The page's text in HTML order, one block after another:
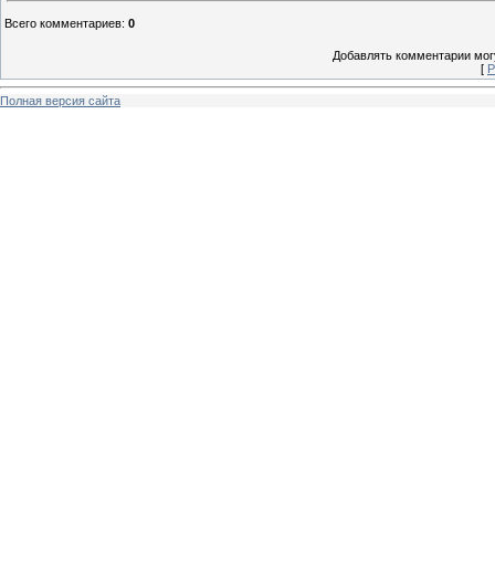
Всего комментариев: 0
Добавлять комментарии
[
Полная версия сайта